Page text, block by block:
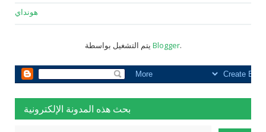
هونداي
Blogger.
بحث هذه المدونة الإلكترونية